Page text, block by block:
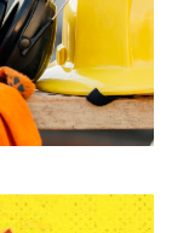
Next